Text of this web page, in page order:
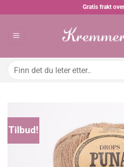
Gratis frakt
Søk
Tilbud!